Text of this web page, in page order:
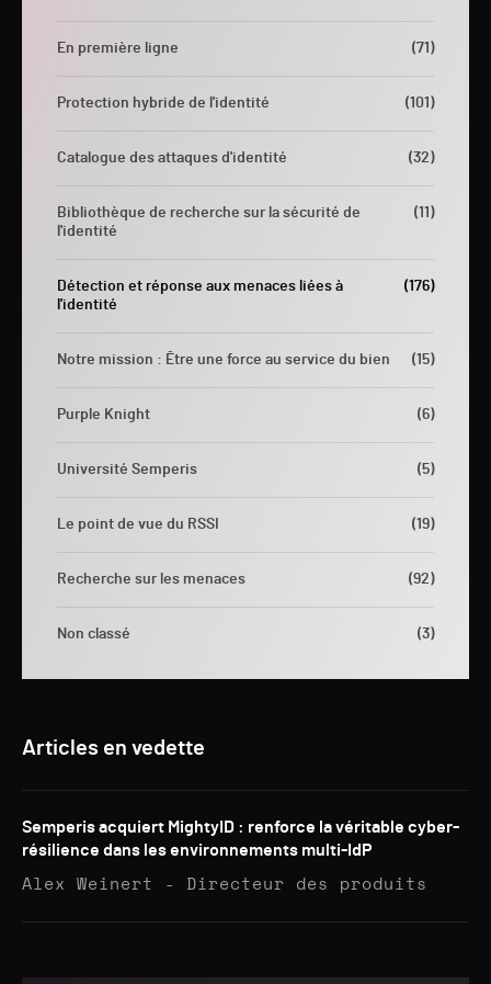
En première ligne (71)
Protection hybride de l'identité (101)
Catalogue des attaques d'identité (32)
Bibliothèque de recherche sur la sécurité de
l'identité
(11)
Détection et réponse aux menaces liées à
l'identité
(176)
Notre mission : Être une force au service du bien (15)
Purple Knight (6)
Université Semperis (5)
Le point de vue du RSSI (19)
Recherche sur les menaces (92)
Non classé (3)
Articles en vedette
Semperis acquiert MightyID : renforce la véritable cyber-
résilience dans les environnements multi-IdP
Alex Weinert - Directeur des produits